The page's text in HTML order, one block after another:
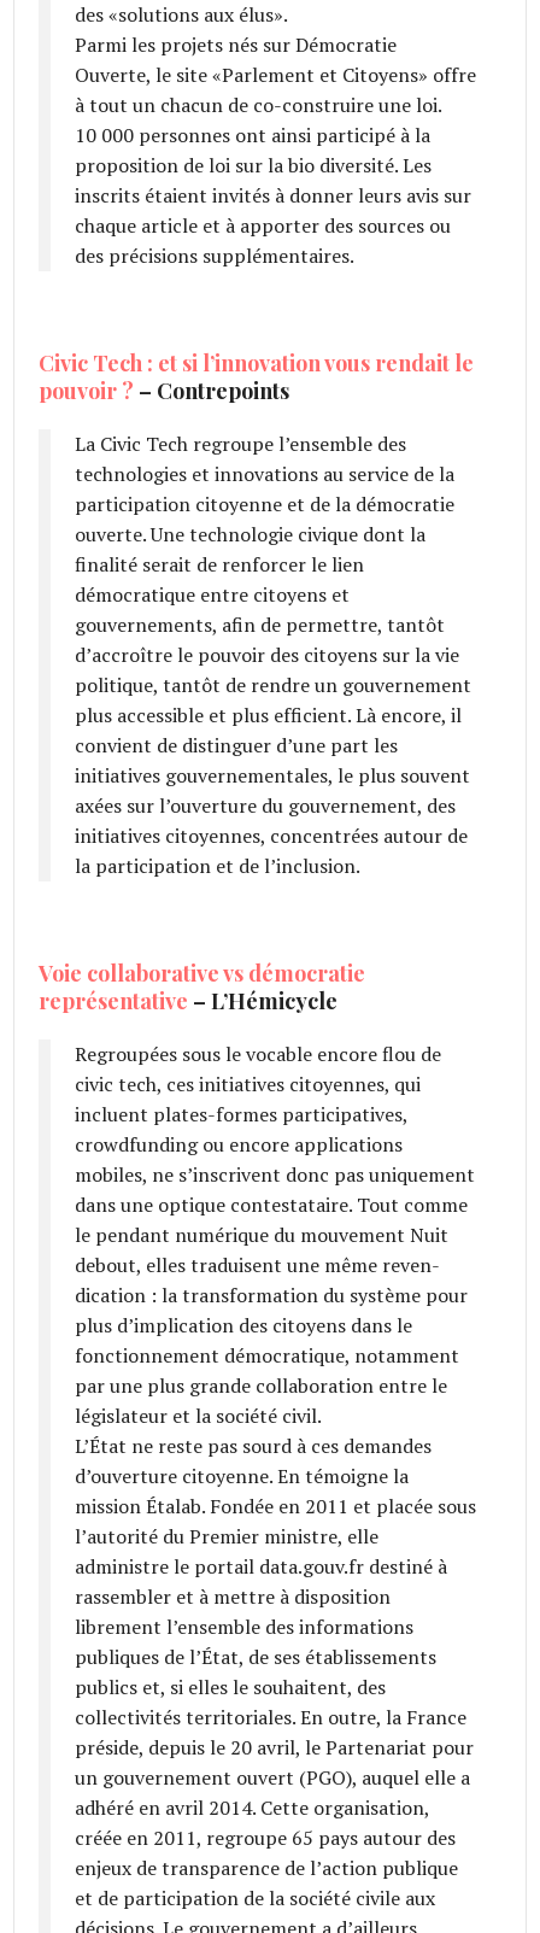
des «solutions aux élus».
Parmi les projets nés sur Démocratie
Ouverte, le site «Parlement et Citoyens» offre
à tout un chacun de co-construire une loi.
10 000 personnes ont ainsi participé à la
proposition de loi sur la bio diversité. Les
inscrits étaient invités à donner leurs avis sur
chaque article et à apporter des sources ou
des précisions supplémentaires.
Civic Tech : et si l’innovation vous rendait le
pouvoir ? – Contrepoints
La Civic Tech regroupe l’ensemble des
technologies et innovations au service de la
participation citoyenne et de la démocratie
ouverte. Une technologie civique dont la
finalité serait de renforcer le lien
démocratique entre citoyens et
gouvernements, afin de permettre, tantôt
d’accroître le pouvoir des citoyens sur la vie
politique, tantôt de rendre un gouvernement
plus accessible et plus efficient. Là encore, il
convient de distinguer d’une part les
initiatives gouvernementales, le plus souvent
axées sur l’ouverture du gouvernement, des
initiatives citoyennes, concentrées autour de
la participation et de l’inclusion.
Voie collaborative vs démocratie
représentative – L’Hémicycle
Regroupées sous le vocable encore flou de
civic tech, ces initiatives citoyennes, qui
incluent plates-formes participatives,
crowdfunding ou encore applications
mobiles, ne s’inscrivent donc pas uniquement
dans une optique contestataire. Tout comme
le pendant numérique du mouvement Nuit
debout, elles traduisent une même reven­
dication : la transformation du système pour
plus d’impli­cation des citoyens dans le
fonction­nement démocratique, notamment
par une plus grande collaboration entre le
législateur et la société civil.
L’État ne reste pas sourd à ces demandes
d’ouverture citoyenne. En témoigne la
mission Étalab. Fondée en 2011 et placée sous
l’autorité du Premier ministre, elle
administre le portail data.gouv.fr destiné à
rassembler et à mettre à disposition
librement l’ensemble des informations
publiques de l’État, de ses établissements
publics et, si elles le souhaitent, des
collectivités territoriales. En outre, la France
préside, depuis le 20 avril, le Partenariat pour
un gouvernement ouvert (PGO), auquel elle a
adhéré en avril 2014. Cette organisation,
créée en 2011, regroupe 65 pays autour des
enjeux de transparence de l’action publique
et de participation de la société civile aux